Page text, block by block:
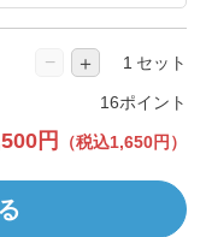
− ＋ セット
16ポイント
円 （税込1,650円）